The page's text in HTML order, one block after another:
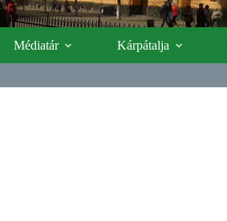
Médiatár Kárpátalja